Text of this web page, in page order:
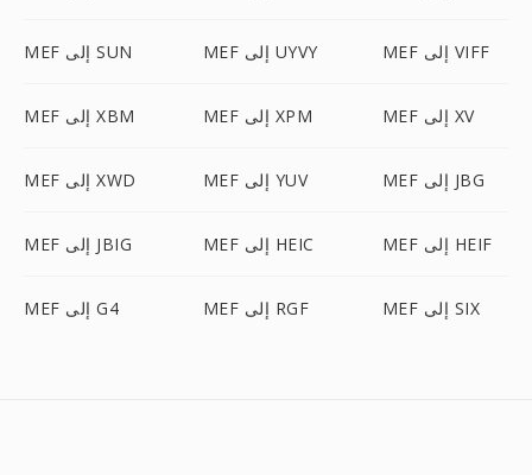
MEF إلى SUN MEF إلى UYVY MEF إلى VIFF
MEF إلى XBM MEF إلى XPM MEF إلى XV
MEF إلى XWD MEF إلى YUV MEF إلى JBG
MEF إلى JBIG MEF إلى HEIC MEF إلى HEIF
MEF إلى G4 MEF إلى RGF MEF إلى SIX